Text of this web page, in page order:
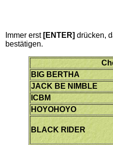
Immer erst [ENTER] drücken,
bestätigen.
BIG BERTHA
JACK BE NIMBLE
ICBM
HOYOHOYO
BLACK RIDER